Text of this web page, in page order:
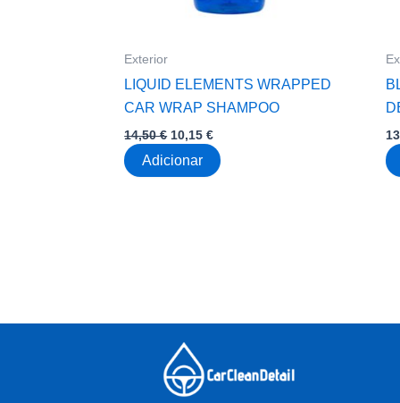
Exterior
LIQUID ELEMENTS WRAPPED
CAR WRAP SHAMPOO
14,50€ O
original
era:
10,15€O
preço
atual
Adicionar